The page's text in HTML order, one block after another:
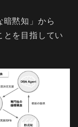
黙知」から
とを目指してい